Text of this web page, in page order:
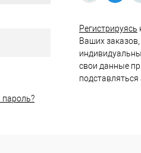
Регистрируясь
Ваших
свои данные
подставляться